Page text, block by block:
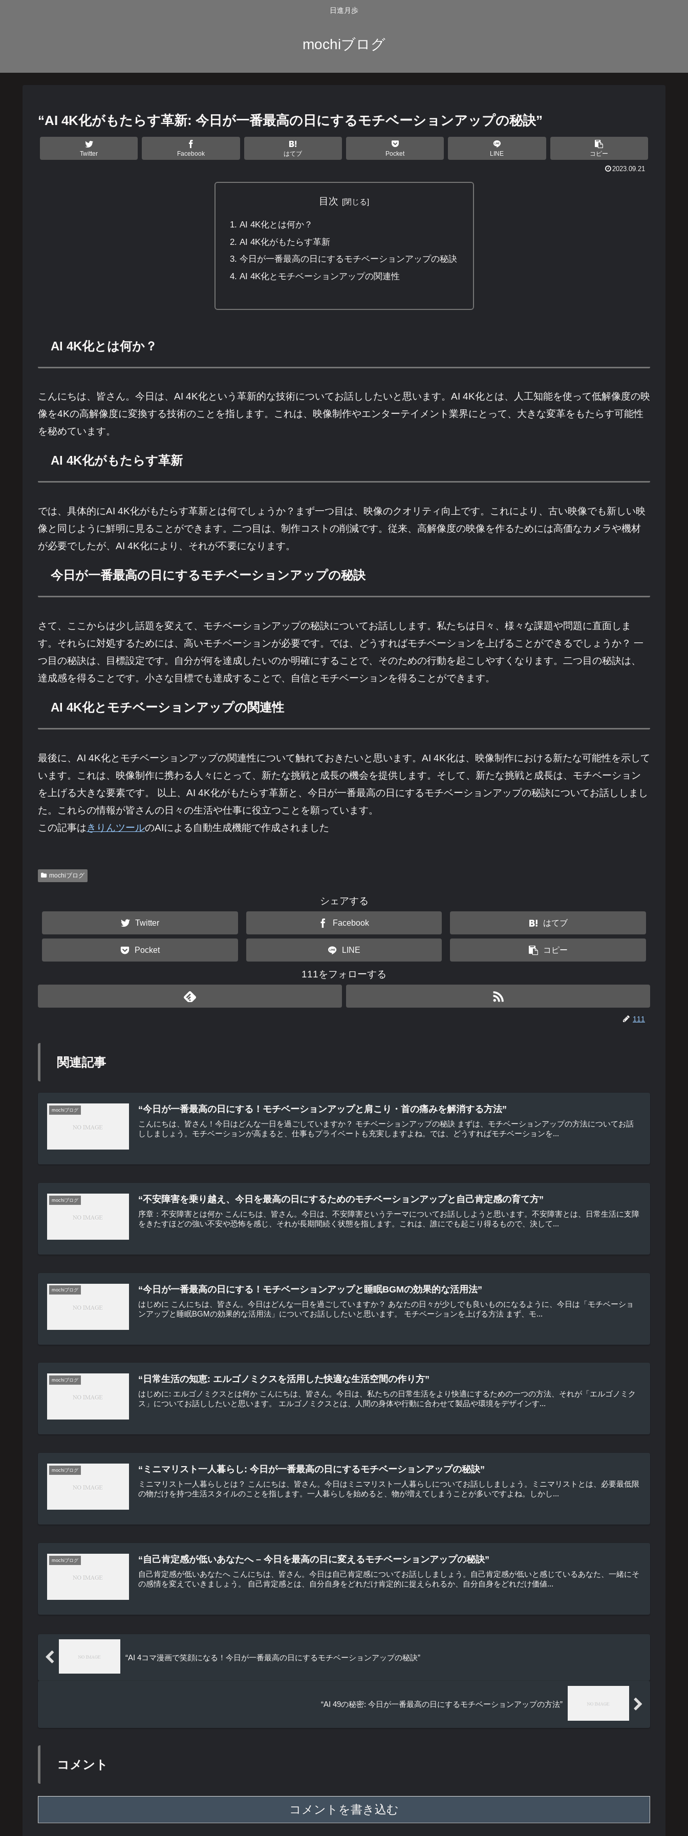
日進月歩
mochiブログ
“AI 4K化がもたらす革新: 今日が一番最高の日にするモチベーションアップの秘訣”
Twitter Facebook はてブ Pocket LINE コピー
2023.09.21
目次
AI 4K化とは何か？
AI 4K化がもたらす革新
今日が一番最高の日にするモチベーションアップの秘訣
AI 4K化とモチベーションアップの関連性
AI 4K化とは何か？
こんにちは、皆さん。今日は、AI 4K化という革新的な技術についてお話ししたいと思います。AI 4K化とは、人工知能を使って低解像度の映
像を4Kの高解像度に変換する技術のことを指します。これは、映像制作やエンターテイメント業界にとって、大きな変革をもたらす可能性
を秘めています。
AI 4K化がもたらす革新
では、具体的にAI 4K化がもたらす革新とは何でしょうか？まず一つ目は、映像のクオリティ向上です。これにより、古い映像でも新しい映
像と同じように鮮明に見ることができます。二つ目は、制作コストの削減です。従来、高解像度の映像を作るためには高価なカメラや機材
が必要でしたが、AI 4K化により、それが不要になります。
今日が一番最高の日にするモチベーションアップの秘訣
さて、ここからは少し話題を変えて、モチベーションアップの秘訣についてお話しします。私たちは日々、様々な課題や問題に直面しま
す。それらに対処するためには、高いモチベーションが必要です。では、どうすればモチベーションを上げることができるでしょうか？ 一
つ目の秘訣は、目標設定です。自分が何を達成したいのか明確にすることで、そのための行動を起こしやすくなります。二つ目の秘訣は、
達成感を得ることです。小さな目標でも達成することで、自信とモチベーションを得ることができます。
AI 4K化とモチベーションアップの関連性
最後に、AI 4K化とモチベーションアップの関連性について触れておきたいと思います。AI 4K化は、映像制作における新たな可能性を示して
います。これは、映像制作に携わる人々にとって、新たな挑戦と成長の機会を提供します。そして、新たな挑戦と成長は、モチベーション
を上げる大きな要素です。 以上、AI 4K化がもたらす革新と、今日が一番最高の日にするモチベーションアップの秘訣についてお話ししまし
た。これらの情報が皆さんの日々の生活や仕事に役立つことを願っています。
この記事はきりんツールのAIによる自動生成機能で作成されました
mochiブログ
シェアする
Twitter Facebook はてブ
Pocket LINE コピー
111をフォローする
111
関連記事
mochiブログ “今日が一番最高の日にする！モチベーションアップと肩こり・首の痛みを解消する方法”
こんにちは、皆さん！今日はどんな一日を過ごしていますか？ モチベーションアップの秘訣 まずは、モチベーションアップの方法についてお話
ししましょう。モチベーションが高まると、仕事もプライベートも充実しますよね。では、どうすればモチベーションを...
mochiブログ “不安障害を乗り越え、今日を最高の日にするためのモチベーションアップと自己肯定感の育て方”
序章：不安障害とは何か こんにちは、皆さん。今日は、不安障害というテーマについてお話ししようと思います。不安障害とは、日常生活に支障
をきたすほどの強い不安や恐怖を感じ、それが長期間続く状態を指します。これは、誰にでも起こり得るもので、決して...
mochiブログ “今日が一番最高の日にする！モチベーションアップと睡眠BGMの効果的な活用法”
はじめに こんにちは、皆さん。今日はどんな一日を過ごしていますか？ あなたの日々が少しでも良いものになるように、今日は「モチベーショ
ンアップと睡眠BGMの効果的な活用法」についてお話ししたいと思います。 モチベーションを上げる方法 まず、モ...
mochiブログ “日常生活の知恵: エルゴノミクスを活用した快適な生活空間の作り方”
はじめに: エルゴノミクスとは何か こんにちは、皆さん。今日は、私たちの日常生活をより快適にするための一つの方法、それが「エルゴノミク
ス」についてお話ししたいと思います。 エルゴノミクスとは、人間の身体や行動に合わせて製品や環境をデザインす...
mochiブログ “ミニマリスト一人暮らし: 今日が一番最高の日にするモチベーションアップの秘訣”
ミニマリスト一人暮らしとは？ こんにちは、皆さん。今日はミニマリスト一人暮らしについてお話ししましょう。ミニマリストとは、必要最低限
の物だけを持つ生活スタイルのことを指します。一人暮らしを始めると、物が増えてしまうことが多いですよね。しかし...
mochiブログ “自己肯定感が低いあなたへ – 今日を最高の日に変えるモチベーションアップの秘訣”
自己肯定感が低いあなたへ こんにちは、皆さん。今日は自己肯定感についてお話ししましょう。自己肯定感が低いと感じているあなた、一緒にそ
の感情を変えていきましょう。 自己肯定感とは、自分自身をどれだけ肯定的に捉えられるか、自分自身をどれだけ価値...
“AI 4コマ漫画で笑顔になる！今日が一番最高の日にするモチベーションアップの秘訣”
“AI 49の秘密: 今日が一番最高の日にするモチベーションアップの方法”
コメント
コメントを書き込む